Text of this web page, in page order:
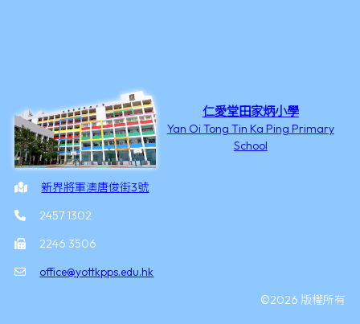
仁愛堂田家炳小學
Yan Oi Tong Tin Ka Ping Primary
School
新界將軍澳唐俊街3號
2457 1302
2246 3506
office@yottkpps.edu.hk
©2026 版權所有